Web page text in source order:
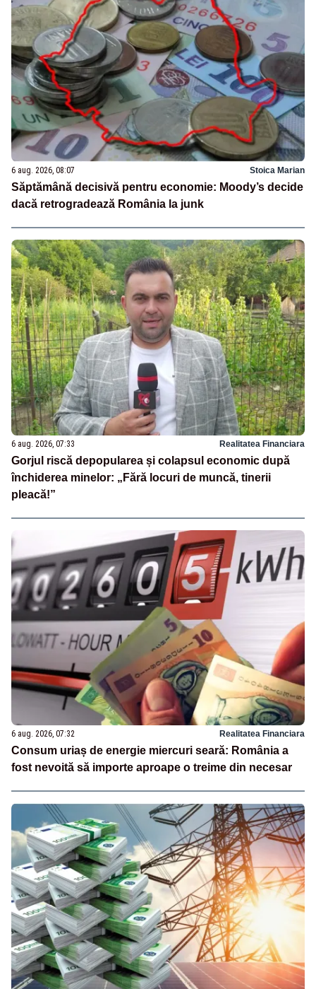
6 aug. 2026, 08:07 Stoica Marian
Săptămână decisivă pentru economie: Moody’s decide
dacă retrogradează România la junk
6 aug. 2026, 07:33 Realitatea Financiara
Gorjul riscă depopularea și colapsul economic după
închiderea minelor: „Fără locuri de muncă, tinerii
pleacă!”
6 aug. 2026, 07:32 Realitatea Financiara
Consum uriaș de energie miercuri seară: România a
fost nevoită să importe aproape o treime din necesar